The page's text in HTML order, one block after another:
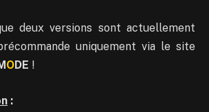
deux versions sont actuellement
uniquement via le site
ODE !
: